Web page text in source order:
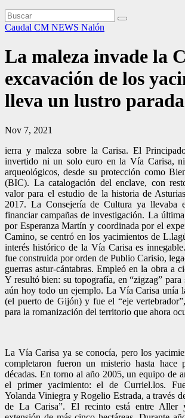
Caudal CM NEWS Nalón
La maleza invade la
excavación de los
lleva un lustro parada
Nov 7, 2021
ierra y maleza sobre la Carisa. El
invertido ni un solo euro en la Vía Carisa,
arqueológicos, desde su protección como
(BIC). La catalogación del enclave, con
valor para el estudio de la historia de
2017. La Consejería de Cultura ya llevaba
financiar campañas de investigación. La
por Esperanza Martín y coordinada por el
Camino, se centró en los yacimientos de
interés histórico de la Vía Carisa es
fue construida por orden de Publio Carisio,
guerras astur-cántabras. Empleó en la obra a
Y resultó bien: su topografía, en “zigzag” para
aún hoy todo un ejemplo. La Vía Carisa unía
(el puerto de Gijón) y fue el “eje
para la romanización del territorio que ahora
La Vía Carisa ya se conocía, pero los
completaron fueron un misterio hasta hace
décadas. En torno al año 2005, un equipo de
el primer yacimiento: el de Curriel.los.
Yolanda Viniegra y Rogelio Estrada, a través
de La Carisa”. El recinto está entre Aller